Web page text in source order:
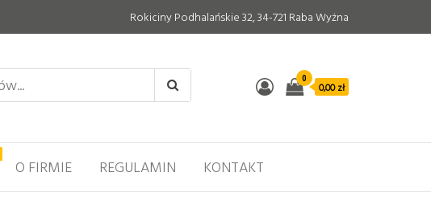
Rokiciny Podhalańskie 32, 34-721 Raba Wyżna
0
0,00 zł
O FIRMIE REGULAMIN KONTAKT